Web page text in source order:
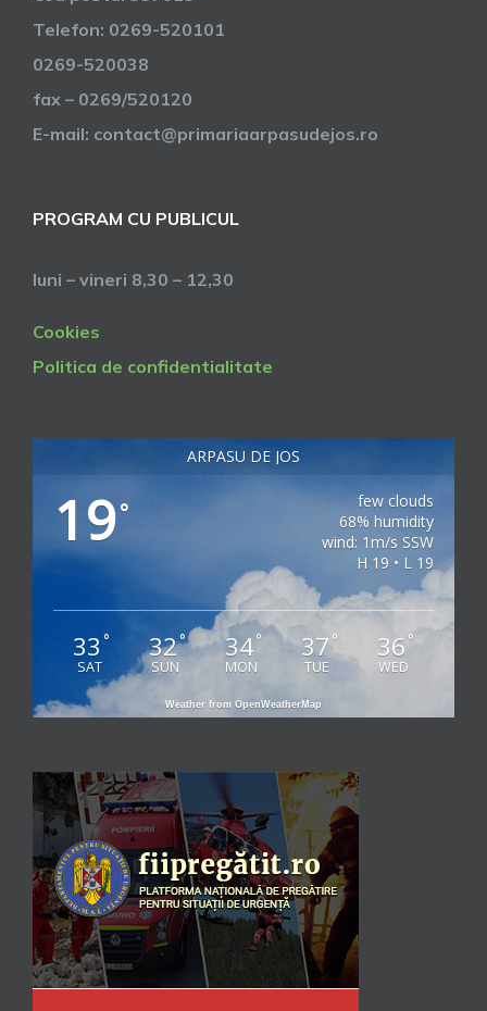
Telefon: 0269-520101
0269-520038
fax – 0269/520120
E-mail: contact@primariaarpasudejos.ro
PROGRAM CU PUBLICUL
luni – vineri 8,30 – 12,30
Cookies
Politica de confidentialitate
ARPASU DE JOS
19°
few clouds
68% humidity
wind: 1m/s SSW
H 19 • L 19
33 °
SAT
32°
SUN
34°
MON
37 °
TUE
36 °
WED
Weather from OpenWeatherMap